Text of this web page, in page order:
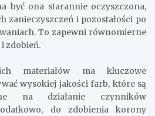
być ona starannie oczyszczona,
zanieczyszczeń i pozostałości po
To zapewni równomierne
zdobień.
materiałów ma kluczowe
wysokiej jakości farb, które są
na działanie czynników
do zdobienia korony